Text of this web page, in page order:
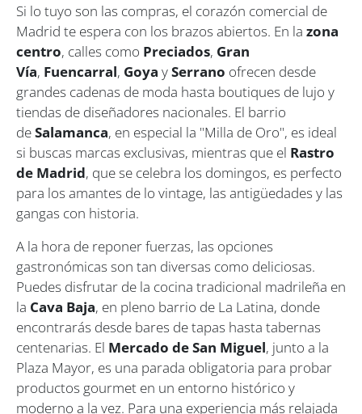
Si lo tuyo son las compras, el corazón comercial de
Madrid te espera con los brazos abiertos. En la zona
centro, calles como Preciados, Gran
Vía, Fuencarral, Goya ySerrano ofrecen desde
grandes cadenas de moda hasta boutiques de lujo y
tiendas de diseñadores nacionales. El barrio
deSalamanca, en especial la "Milla de Oro", es ideal
si buscas marcas exclusivas, mientras que el Rastro
de Madrid, que se celebra los domingos, es perfecto
para los amantes de lo vintage, las antigüedades y las
gangas con historia.
A la hora de reponer fuerzas, las opciones
gastronómicas son tan diversas como deliciosas.
Puedes disfrutar de la cocina tradicional madrileña en
la Cava Baja, en pleno barrio de La Latina, donde
encontrarás desde bares de tapas hasta tabernas
centenarias. El Mercado de San Miguel, junto a la
Plaza Mayor, es una parada obligatoria para probar
productos gourmet en un entorno histórico y
moderno a la vez. Para una experiencia más relajada